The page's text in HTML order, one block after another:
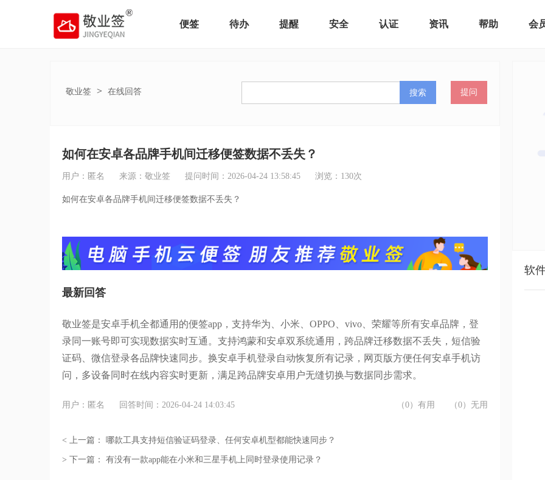
便签 待办 提醒 安全 认证 资讯 帮助 会
敬业签 > 在线回答 搜索 提问
如何在安卓各品牌手机间迁移便签数据不丢失？
用户：匿名 来源：敬业签 提问时间：2026-04-24 13:58:45 浏览： 130次
如何在安卓各品牌手机间迁移便签数据不丢失？
最新回答
敬业签是安卓手机全都通用的便签app ，支持华为、小米、 OPPO vivo 、荣耀等所有安卓品牌，登
录同一账号即可实现数据实时互通。支持鸿蒙和安卓双系统通用，跨品牌迁移数据不丢失，短信验
证码、微信登录各品牌快速同步。换安卓手机登录自动恢复所有记录，网页版方便任何安卓手机访
问，多设备同时在线内容实时更新，满足跨品牌安卓用户无缝切换与数据同步需求。
用户：匿名 回答时间：2026-04-24 14:03:45 （0）有用 （0）无用
< 上一篇： 哪款工具支持短信验证码登录、任何安卓机型都能快速同步？
> 下一篇： 有没有一款app能在小米和三星手机上同时登录使用记录？
软